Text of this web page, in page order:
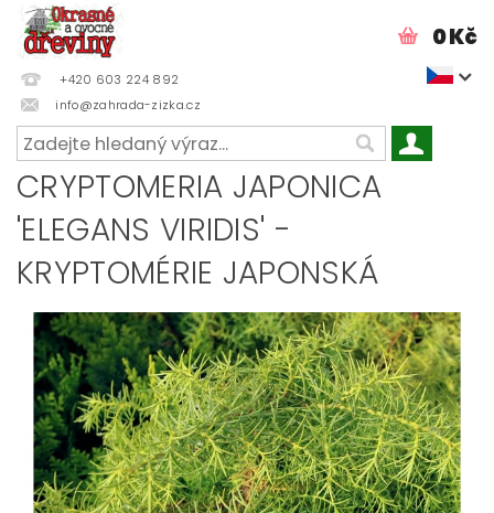
+420 603 224 892
info@zahrada-zizka.cz
0 Kč
CRYPTOMERIA JAPONICA
'ELEGANS VIRIDIS' -
KRYPTOMÉRIE JAPONSKÁ